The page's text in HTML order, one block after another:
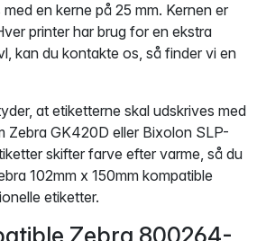
en kerne på 25 mm. Kernen er
printer har brug for en ekstra
kan du kontakte os, så finder vi en
at etiketterne skal udskrives med
Zebra GK420D eller Bixolon SLP-
skifter farve efter varme, så du
102mm x 150mm kompatible
etiketter.
Zebra 800264-